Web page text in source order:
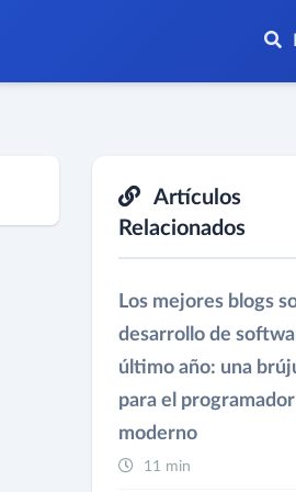
Artículos
Relacionados
Los mejores blogs
desarrollo de
último año: una
para el programador
moderno
11 min